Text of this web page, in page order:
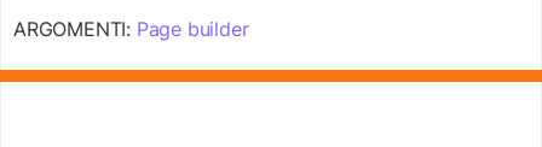
ARGOMENTI: Page builder